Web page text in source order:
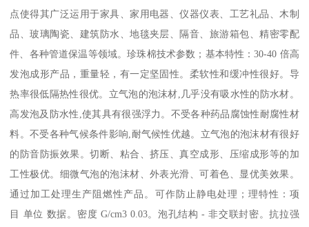
点使得其广泛运用于家具、家用电器、仪器仪表、工艺礼品、木制
品、玻璃陶瓷、建筑防水、地毯夹层、隔音、旅游箱包、精密零配
件、各种管道保温等领域。珍珠棉技术参数；基本特性：30-40 倍高
发泡成形产品，重量轻，有一定坚固性。柔软性和缓冲性很好。导
热率很低隔热性很优。立气泡的泡沫材,几乎没有吸水性的防水材。
高发泡及防水性,使其具有很强浮力。不受各种药品腐蚀性耐腐性材
料。不受各种气候条件影响,耐气候性优越。立气泡的泡沫材有很好
的防音防振效果。切断、粘合、挤压、真空成形、压缩成形等的加
工性极优。细微气泡的泡沫材、外表光滑、可着色、显优美效果。
通过加工处理生产阻燃性产品。可作防止静电处理；理特性：项
目 单位 数据。密度 G/cm3 0.03。泡孔结构 - 非交联封密。抗拉强